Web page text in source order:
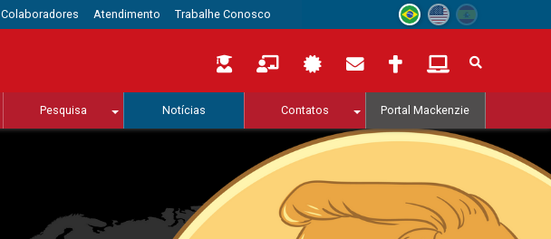
Colaboradores Atendimento Trabalhe Conosco
Pesquisa Notícias Contatos Portal Mackenzie